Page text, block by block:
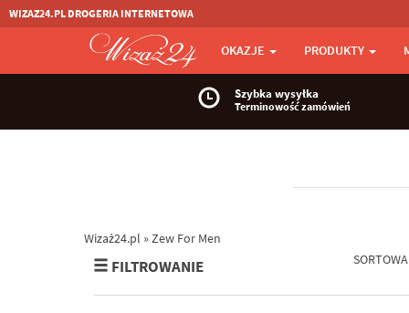
WIZAZ24.PL DROGERIA INTERNETOWA
OKAZJE PRODUKTY
Szybka wysyłka
Terminowość zamówień
Wizaż24.pl »Zew For Men
FILTROWANIE